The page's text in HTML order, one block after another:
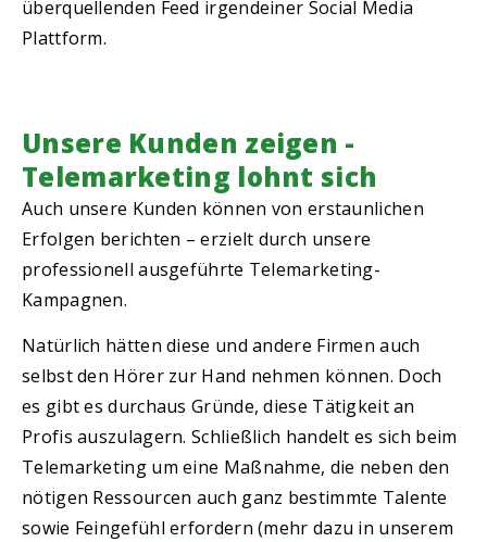
überquellenden Feed irgendeiner Social Media
Plattform.
Unsere Kunden zeigen -
Telemarketing lohnt sich
Auch unsere Kunden können von erstaunlichen
Erfolgen berichten – erzielt durch unsere
professionell ausgeführte Telemarketing-
Kampagnen.
Natürlich hätten diese und andere Firmen auch
selbst den Hörer zur Hand nehmen können. Doch
es gibt es durchaus Gründe, diese Tätigkeit an
Profis auszulagern. Schließlich handelt es sich beim
Telemarketing um eine Maßnahme, die neben den
nötigen Ressourcen auch ganz bestimmte Talente
sowie Feingefühl erfordern (mehr dazu in unserem